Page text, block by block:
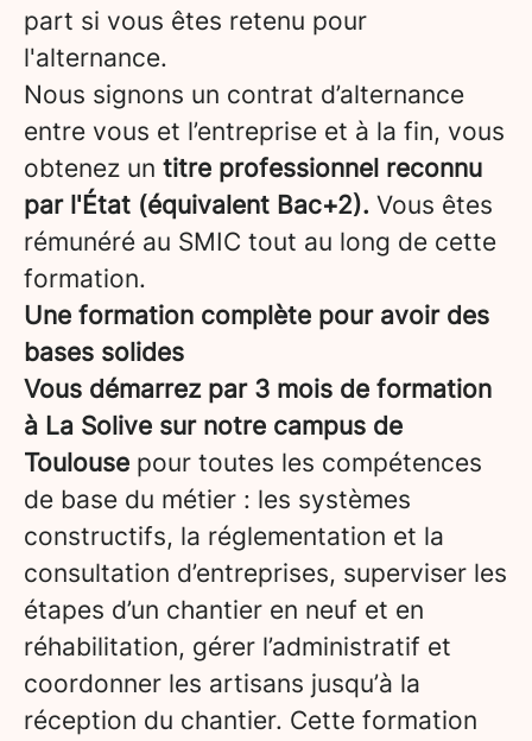
part si vous êtes retenu pour
l'alternance.
Nous signons un contrat d’alternance
entre vous et l’entreprise et à la fin, vous
obtenez un titre professionnel reconnu
par l'État (équivalent Bac+2). Vous êtes
rémunéré au SMIC tout au long de cette
formation.
Une formation complète pour avoir des
bases solides
Vous démarrez par 3 mois de formation
à La Solive sur notre campus de
Toulouse pour toutes les compétences
de base du métier : les systèmes
constructifs, la réglementation et la
consultation d’entreprises, superviser les
étapes d’un chantier en neuf et en
réhabilitation, gérer l’administratif et
coordonner les artisans jusqu’à la
réception du chantier. Cette formation